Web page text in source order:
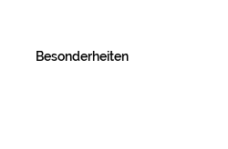
Besonderheiten